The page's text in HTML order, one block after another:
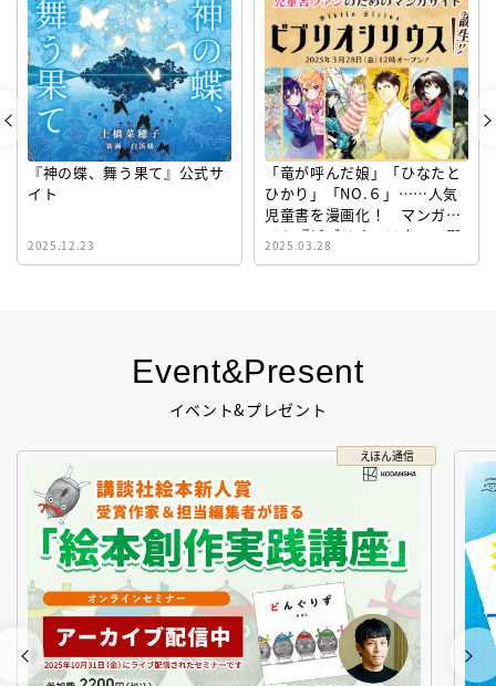
Event&Present
イベント&プレゼント
えほん通信
『神の蝶、舞う果て』公式サ
イト
2025.12.23
「竜が呼んだ娘」「ひなたと
ひかり」「NO.６」……人気
児童書を漫画化！ マンガサ
イト『ビブリオシリウス』誕
生！
2025.03.28